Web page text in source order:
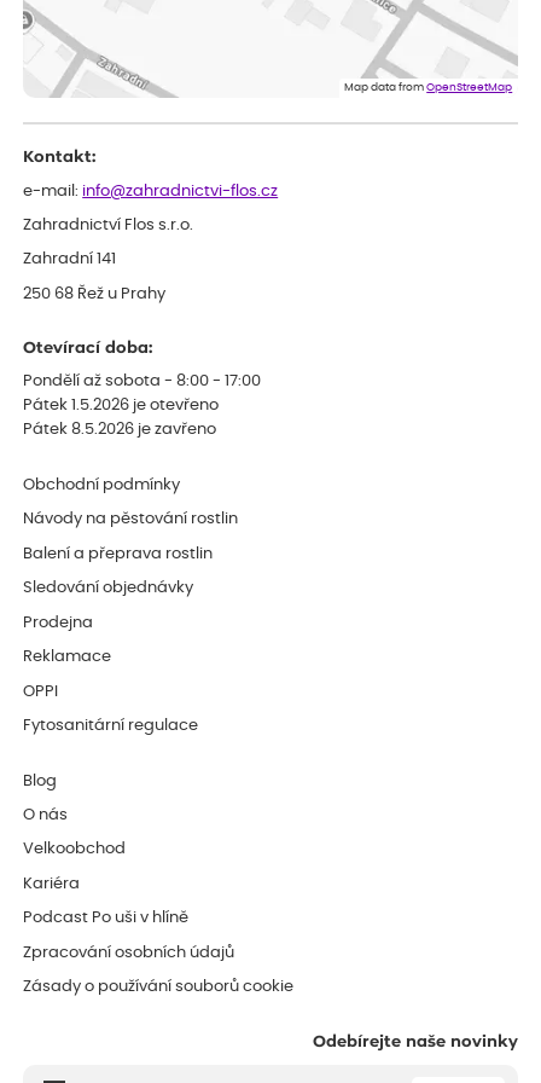
Spokojenost s dodáním kvalitních rostlin
Map data fromOpenStreetMap
Kontakt:
e-mail: info@zahradnictvi-flos.cz
Zahradnictví Flos s.r.o.
Zahradní 141
250 68 Řež u Prahy
Otevírací doba:
Pondělí až sobota - 8:00 - 17:00
Pátek 1.5.2026 je otevřeno
Pátek 8.5.2026 je zavřeno
Obchodní podmínky
Návody na pěstování rostlin
Balení a přeprava rostlin
Sledování objednávky
Prodejna
Reklamace
OPPI
Fytosanitární regulace
Blog
O nás
Velkoobchod
Kariéra
Podcast Po uši v hlíně
Zpracování osobních údajů
Zásady o používání souborů cookie
Odebírejte naše novinky